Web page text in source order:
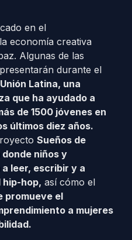
en el
economía creativa
Algunas de las
durante el
Latina, una
que ha ayudado a
de 1500 jóvenes en
últimos diez años.
Sueños de
niños y
leer, escribir y a
hop, así cómo el
promueve el
a mujeres